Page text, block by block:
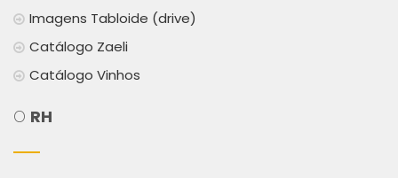
Imagens Tabloide (drive)
Catálogo Zaeli
Catálogo Vinhos
O RH